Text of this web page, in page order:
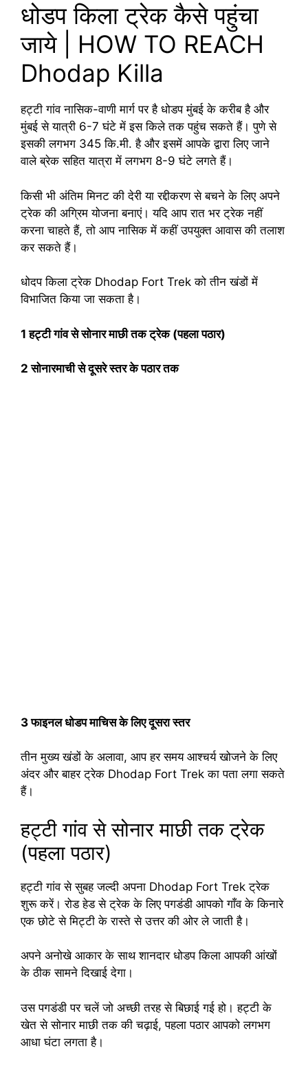
धोडप किला ट्रेक कैसे पहुंचा
जाये | HOW TO REACH
Dhodap Killa
हट्टी गांव नासिक-वाणी मार्ग पर है धोडप मुंबई के करीब है और
मुंबई से यात्री 6-7 घंटे में इस किले तक पहुंच सकते हैं। पुणे से
इसकी लगभग 345 कि.मी. है और इसमें आपके द्वारा लिए जाने
वाले ब्रेक सहित यात्रा में लगभग 8-9 घंटे लगते हैं।
किसी भी अंतिम मिनट की देरी या रद्दीकरण से बचने के लिए अपने
ट्रेक की अग्रिम योजना बनाएं। यदि आप रात भर ट्रेक नहीं
करना चाहते हैं, तो आप नासिक में कहीं उपयुक्त आवास की तलाश
कर सकते हैं।
धोदप किला ट्रेक Dhodap Fort Trek को तीन खंडों में
विभाजित किया जा सकता है।
1 हट्टी गांव से सोनार माछी तक ट्रेक (पहला पठार)
2 सोनारमाची से दूसरे स्तर के पठार तक
3 फाइनल धोडप माचिस के लिए दूसरा स्तर
तीन मुख्य खंडों के अलावा, आप हर समय आश्चर्य खोजने के लिए
अंदर और बाहर ट्रेक Dhodap Fort Trek का पता लगा सकते
हैं।
हट्टी गांव से सोनार माछी तक ट्रेक
(पहला पठार)
हट्टी गांव से सुबह जल्दी अपना Dhodap Fort Trek ट्रेक
शुरू करें। रोड हेड से ट्रेक के लिए पगडंडी आपको गाँव के किनारे
एक छोटे से मिट्टी के रास्ते से उत्तर की ओर ले जाती है।
अपने अनोखे आकार के साथ शानदार धोडप किला आपकी आंखों
के ठीक सामने दिखाई देगा।
उस पगडंडी पर चलें जो अच्छी तरह से बिछाई गई हो। हट्टी के
खेत से सोनार माछी तक की चढ़ाई, पहला पठार आपको लगभग
आधा घंटा लगता है।